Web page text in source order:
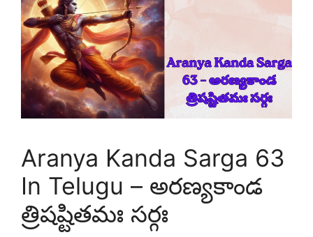
Aranya Kanda Sarga 63
In Telugu – అరణ్యకాండ
త్రిషష్టితమః సర్గః